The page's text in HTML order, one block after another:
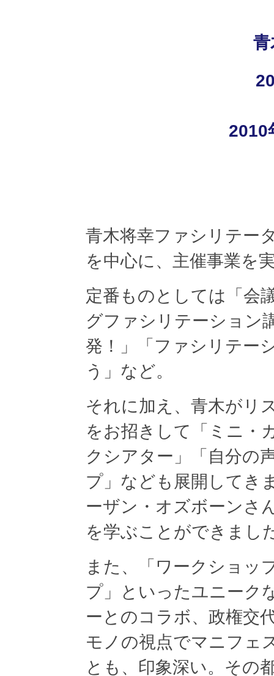
2010
青木将幸ファシリテー
を中心に、主催事業を
定番ものとしては「
グファシリテーション
発！」「ファシリテー
う」など。
それに加え、青木がリ
をお招きして「ミニ・
クシアター」「自分の
プ」なども展開してき
ーザン・オズボーンさ
を学ぶことができまし
また、「ワークショッ
プ」といったユニーク
ーとのコラボ、政権交
モノの視点でマニフェ
とも、印象深い。その